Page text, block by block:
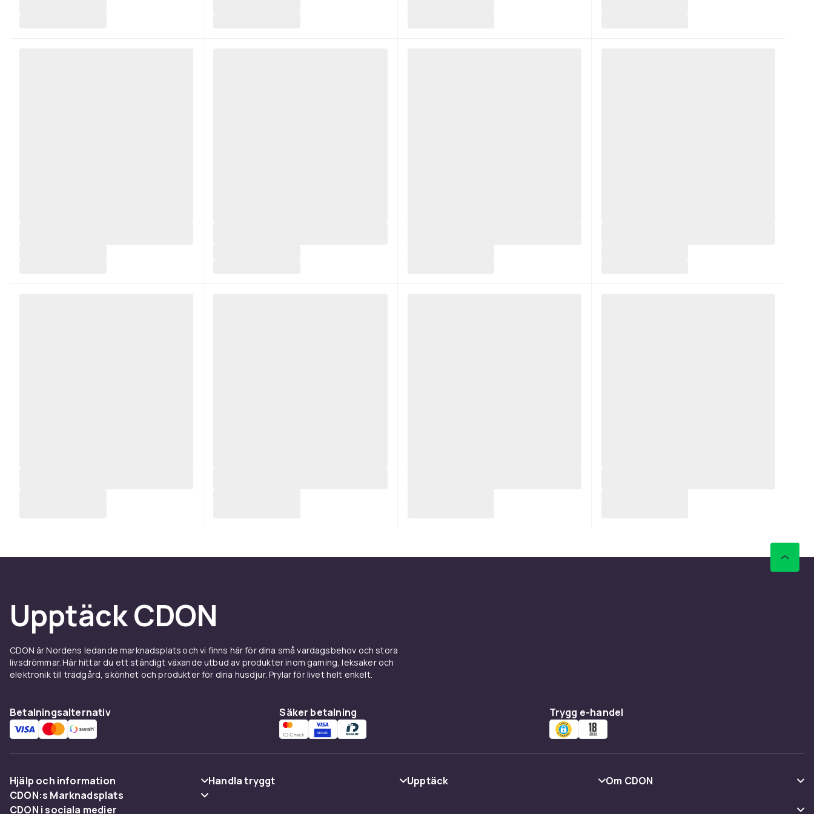
Upptäck CDON
CDON är Nordens ledande marknadsplats och vi finns här för dina små vardagsbehov och stora
livsdrömmar. Här hittar du ett ständigt växande utbud av produkter inom gaming, leksaker och
elektronik till trädgård, skönhet och produkter för dina husdjur. Prylar för livet helt enkelt.
Betalningsalternativ Säker betalning Trygg e-handel
Hjälp och information
Vanliga frågor
Handla tryggt
Upptäck
Om CDON
CDON:s Marknadsplats
CDON i sociala medier